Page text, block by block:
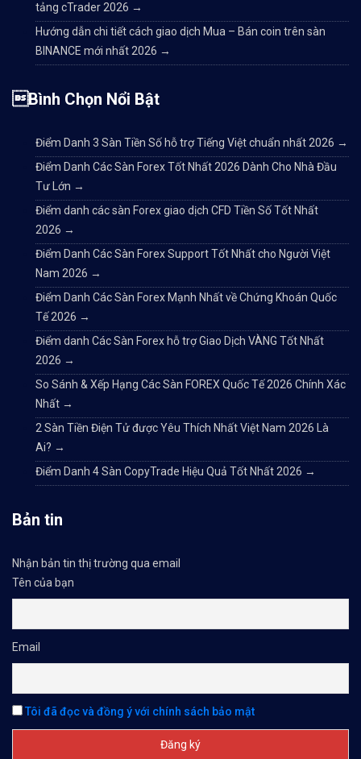
tảng cTrader 2026 →
Hướng dẫn chi tiết cách giao dịch Mua – Bán coin trên sàn
BINANCE mới nhất 2026 →
Bình Chọn Nổi Bật
Điểm Danh 3 Sàn Tiền Số hỗ trợ Tiếng Việt chuẩn nhất 2026 →
Điểm Danh Các Sàn Forex Tốt Nhất 2026 Dành Cho Nhà Đầu
Tư Lớn →
Điểm danh các sàn Forex giao dịch CFD Tiền Số Tốt Nhất
2026 →
Điểm Danh Các Sàn Forex Support Tốt Nhất cho Người Việt
Nam 2026 →
Điểm Danh Các Sàn Forex Mạnh Nhất về Chứng Khoán Quốc
Tế 2026 →
Điểm danh Các Sàn Forex hỗ trợ Giao Dịch VÀNG Tốt Nhất
2026 →
So Sánh & Xếp Hạng Các Sàn FOREX Quốc Tế 2026 Chính Xác
Nhất →
2 Sàn Tiền Điện Tử được Yêu Thích Nhất Việt Nam 2026 Là
Ai? →
Điểm Danh 4 Sàn CopyTrade Hiệu Quả Tốt Nhất 2026 →
Bản tin
Nhận bản tin thị trường qua email
Tên của bạn
Email
Tôi đã đọc và đồng ý với chính sách bảo mật